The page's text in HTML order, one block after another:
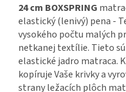
24 cm BOXSPRING
elastický (lenivý) pena -
vysokého počtu malých
netkanej textílie. Tieto
elastické jadro matraca.
kopíruje Vaše krivky a
strany ležacích plôch